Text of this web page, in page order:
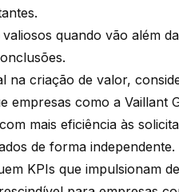
quando vão além
na criação de valor,
empresas como a Vaillant
mais eficiência às
de forma independente.
KPIs que impulsionam